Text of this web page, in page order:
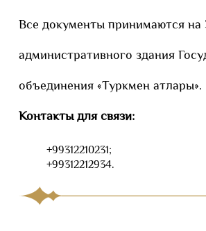
Все документы принимаются на
административного здания
объединения «Туркмен атлары».
Контакты для связи:
+99312210231;
+99312212934.